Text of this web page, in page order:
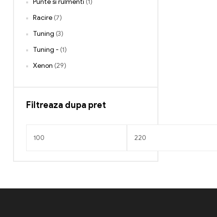
Punte si rulmenti (1)
Racire (7)
Tuning (3)
Tuning - (1)
Xenon (29)
Filtreaza dupa pret